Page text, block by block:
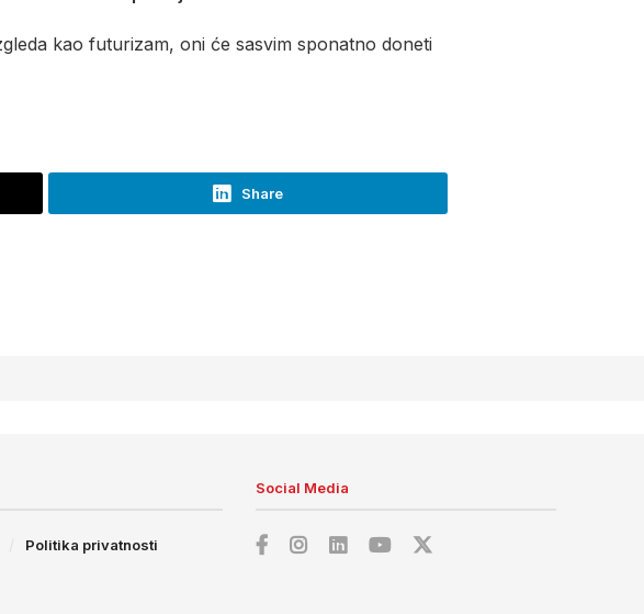
kao futurizam, oni će sasvim sponatno doneti
Share
Politika privatnosti
Social Media